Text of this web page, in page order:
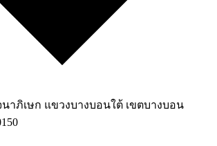
นาภิเษก แขวงบางบอนใต้ เขตบางบอน